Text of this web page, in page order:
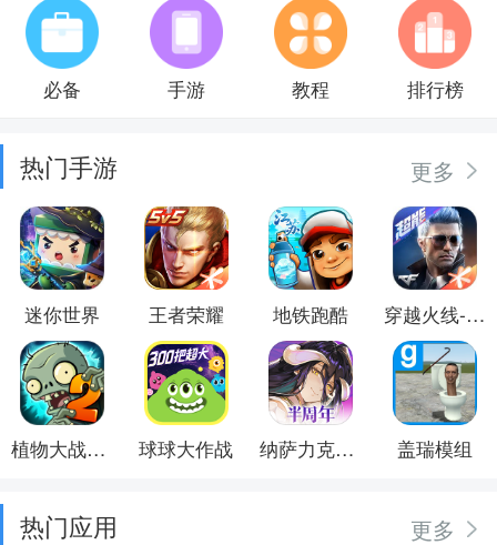
必备 手游 教程 排行榜
热门手游 更多
迷你世界 王者荣耀 地铁跑酷 穿越火线-枪战王者
植物大战僵尸2 球球大作战 纳萨力克之王 盖瑞模组
热门应用 更多